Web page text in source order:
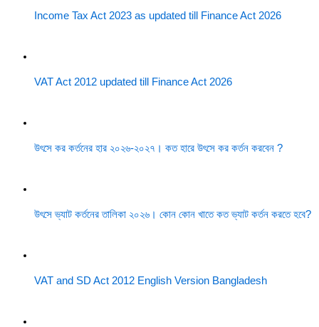
Income Tax Act 2023 as updated till Finance Act 2026
VAT Act 2012 updated till Finance Act 2026
উৎসে কর কর্তনের হার ২০২৬-২০২৭। কত হারে উৎসে কর কর্তন করবেন ?
উৎসে ভ্যাট কর্তনের তালিকা ২০২৬। কোন কোন খাতে কত ভ্যাট কর্তন করতে হবে?
VAT and SD Act 2012 English Version Bangladesh